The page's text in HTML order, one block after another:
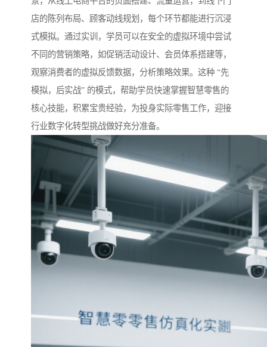
店的陈列布局、顾客动线规划，每个环节都能进行沉浸
式模拟。通过实训，学员可以在安全的虚拟环境中尝试
不同的营销策略，如促销活动设计、会员体系搭建等，
观察消费者的虚拟反馈数据，分析策略效果。这种 “先
模拟，后实战” 的模式，帮助学员快速掌握智慧零售的
核心技能，积累宝贵经验，为投身实际零售工作，迎接
行业数字化转型挑战做好充分准备。